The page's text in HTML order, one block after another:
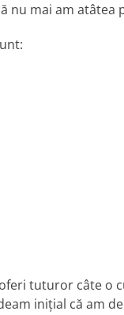
nu mai am atâtea
tuturor câte o
iniţial că am